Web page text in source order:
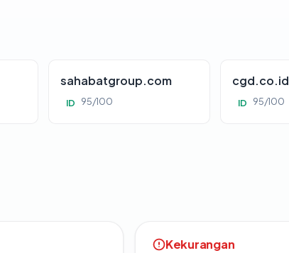
sahabatgroup.com
ID 95/100
cgd.co.id
ID 95/100
Kekurangan